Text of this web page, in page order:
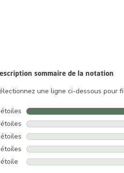
sommaire de la notation
une ligne ci-dessous pour
étoiles
étoiles
étoiles
étoiles
étoiles